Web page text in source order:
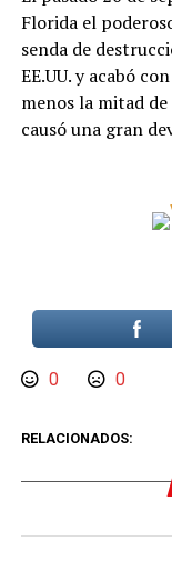
Florida el
senda de
EE.UU. y acabó
menos la mitad
causó una gran
0 0
RELACIONADOS: